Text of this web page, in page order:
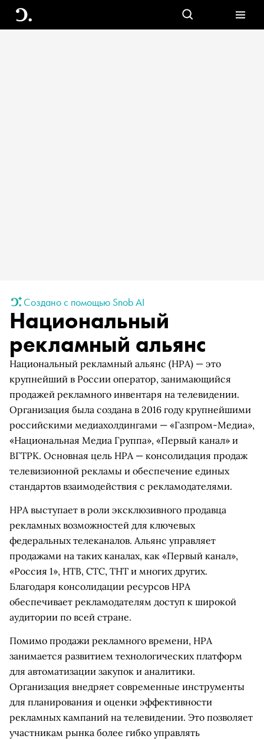
Создано с помощью Snob AI
Национальный
рекламный альянс
Национальный рекламный альянс (НРА) — это
крупнейший в России оператор, занимающийся
продажей рекламного инвентаря на телевидении.
Организация была создана в 2016 году крупнейшими
российскими медиахолдингами — «Газпром-Медиа»,
«Национальная Медиа Группа», «Первый канал» и
ВГТРК. Основная цель НРА — консолидация продаж
телевизионной рекламы и обеспечение единых
стандартов взаимодействия с рекламодателями.
НРА выступает в роли эксклюзивного продавца
рекламных возможностей для ключевых
федеральных телеканалов. Альянс управляет
продажами на таких каналах, как «Первый канал»,
«Россия 1», НТВ, СТС, ТНТ и многих других.
Благодаря консолидации ресурсов НРА
обеспечивает рекламодателям доступ к широкой
аудитории по всей стране.
Помимо продажи рекламного времени, НРА
занимается развитием технологических платформ
для автоматизации закупок и аналитики.
Организация внедряет современные инструменты
для планирования и оценки эффективности
рекламных кампаний на телевидении. Это позволяет
участникам рынка более гибко управлять